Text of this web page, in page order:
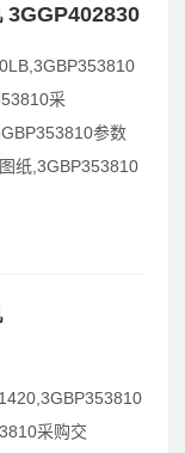
3GGP402830
采
参数
纸,3GBP353810
采购交